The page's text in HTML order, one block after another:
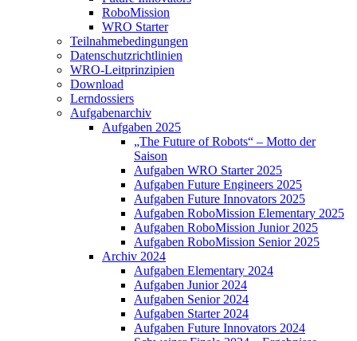
RoboMission
WRO Starter
Teilnahmebedingungen
Datenschutzrichtlinien
WRO-Leitprinzipien
Download
Lerndossiers
Aufgabenarchiv
Aufgaben 2025
„The Future of Robots“ – Motto der
Saison
Aufgaben WRO Starter 2025
Aufgaben Future Engineers 2025
Aufgaben Future Innovators 2025
Aufgaben RoboMission Elementary 2025
Aufgaben RoboMission Junior 2025
Aufgaben RoboMission Senior 2025
Archiv 2024
Aufgaben Elementary 2024
Aufgaben Junior 2024
Aufgaben Senior 2024
Aufgaben Starter 2024
Aufgaben Future Innovators 2024